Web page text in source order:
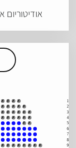
אודיטוריום
1
✗
✗
✗
✗
2
✗
✗
✗
✗
✗
3
✗
✗
✗
✗
✗
✗
4
✗
✗
✗
✗
✗
✗
5
✗
✗
6
7
8
9
✗
✗
✗
✗
✗
✗
✗
✗